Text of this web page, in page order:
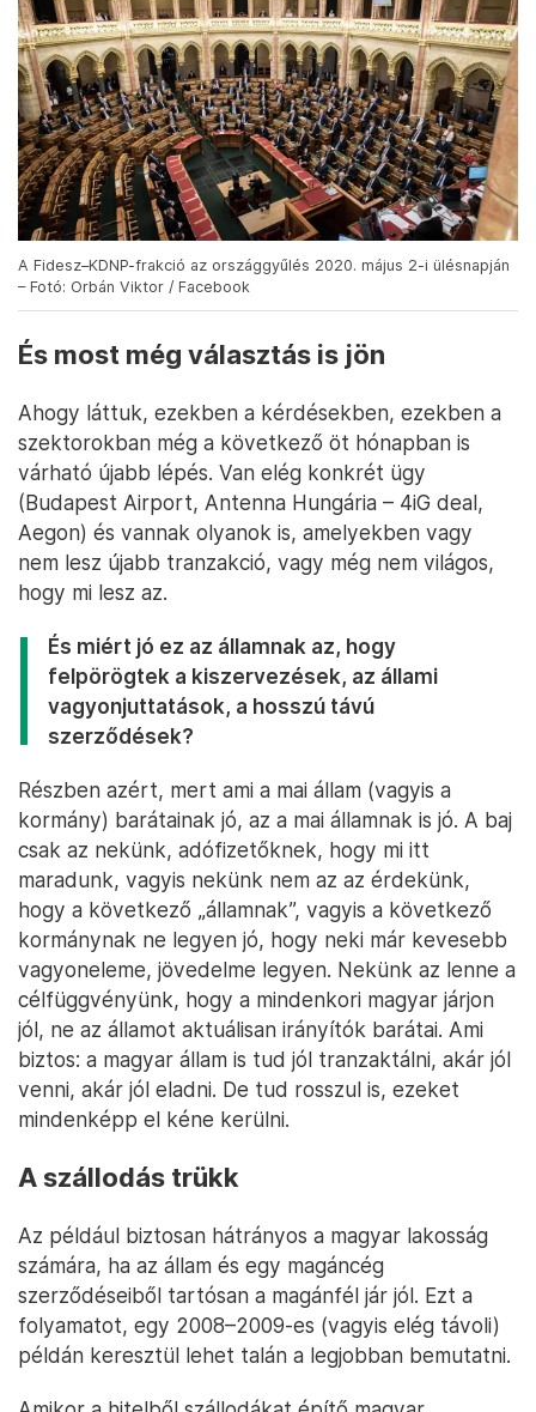
A Fidesz–KDNP-frakció az országgyűlés 2020. május 2-i ülésnapján
– Fotó: Orbán Viktor / Facebook
És most még választás is jön
Ahogy láttuk, ezekben a kérdésekben, ezekben a
szektorokban még a következő öt hónapban is
várható újabb lépés. Van elég konkrét ügy
(Budapest Airport, Antenna Hungária – 4iG deal,
Aegon) és vannak olyanok is, amelyekben vagy
nem lesz újabb tranzakció, vagy még nem világos,
hogy mi lesz az.
És miért jó ez az államnak az, hogy
felpörögtek a kiszervezések, az állami
vagyonjuttatások, a hosszú távú
szerződések?
Részben azért, mert ami a mai állam (vagyis a
kormány) barátainak jó, az a mai államnak is jó. A baj
csak az nekünk, adófizetőknek, hogy mi itt
maradunk, vagyis nekünk nem az az érdekünk,
hogy a következő „államnak”, vagyis a következő
kormánynak ne legyen jó, hogy neki már kevesebb
vagyoneleme, jövedelme legyen. Nekünk az lenne a
célfüggvényünk, hogy a mindenkori magyar járjon
jól, ne az államot aktuálisan irányítók barátai. Ami
biztos: a magyar állam is tud jól tranzaktálni, akár jól
venni, akár jól eladni. De tud rosszul is, ezeket
mindenképp el kéne kerülni.
A szállodás trükk
Az például biztosan hátrányos a magyar lakosság
számára, ha az állam és egy magáncég
szerződéseiből tartósan a magánfél jár jól. Ezt a
folyamatot, egy 2008–2009-es (vagyis elég távoli)
példán keresztül lehet talán a legjobban bemutatni.